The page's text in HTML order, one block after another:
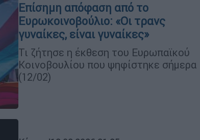
Επίσημη απόφαση από το
Ευρωκοινοβούλιο: «Οι τρανς
γυναίκες, είναι γυναίκες»
Τι ζήτησε η έκθεση του Ευρωπαϊκού
Κοινοβουλίου που ψηφίστηκε σήμερα
(12/02)